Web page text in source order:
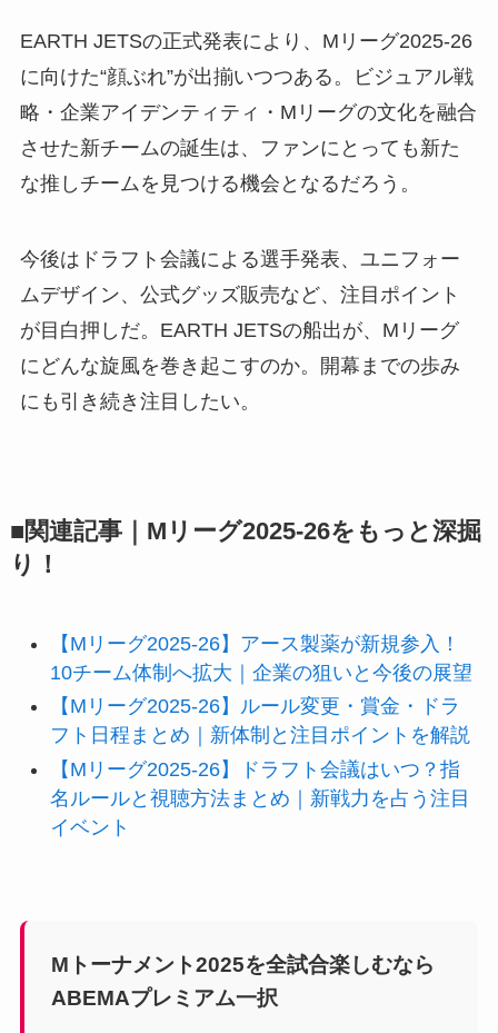
EARTH JETSの正式発表により、Mリーグ2025-26
に向けた“顔ぶれ”が出揃いつつある。ビジュアル戦
略・企業アイデンティティ・Mリーグの文化を融合
させた新チームの誕生は、ファンにとっても新た
な推しチームを見つける機会となるだろう。
今後はドラフト会議による選手発表、ユニフォー
ムデザイン、公式グッズ販売など、注目ポイント
が目白押しだ。EARTH JETSの船出が、Mリーグ
にどんな旋風を巻き起こすのか。開幕までの歩み
にも引き続き注目したい。
■関連記事｜Mリーグ2025-26をもっと深掘
り！
【Mリーグ2025-26】アース製薬が新規参入！
10チーム体制へ拡大｜企業の狙いと今後の展望
【Mリーグ2025-26】ルール変更・賞金・ドラ
フト日程まとめ｜新体制と注目ポイントを解説
【Mリーグ2025-26】ドラフト会議はいつ？指
名ルールと視聴方法まとめ｜新戦力を占う注目
イベント
Mトーナメント2025を全試合楽しむなら
ABEMAプレミアム一択